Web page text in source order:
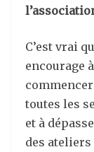
C’est vrai
encourage
toutes les
et à
des